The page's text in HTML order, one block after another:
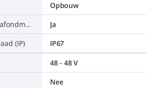
Opbouw
Geschikt voor plafondmontage
Ja
(IP)
IP67
48 - 48 V
Nee